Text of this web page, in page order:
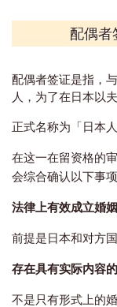
配偶者
配偶者签证是指，
人，为了在日本以
正式名称为「日本
在这一在留资格的
会综合确认以下事项
法律上有效成立婚
前提是日本和对方
存在具有实际内容
不是只有形式上的